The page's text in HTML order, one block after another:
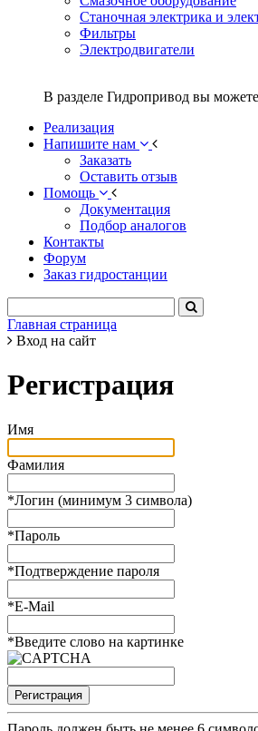
Станочная электрика и
Фильтры
Электродвигатели
В разделе Гидропривод вы
Реализация
Напишите нам
Заказать
Оставить отзыв
Помощь
Документация
Подбор аналогов
Контакты
Форум
Заказ гидростанции
Главная страница
Вход на сайт
Регистрация
Имя
Фамилия
*Логин (минимум 3 символа)
*Пароль
*Подтверждение пароля
*E-Mail
*Введите слово на картинке